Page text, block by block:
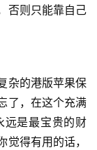
否则只能靠自己
杂的港版苹果保
了，在这个充满
远是最宝贵的财
得有用的话，